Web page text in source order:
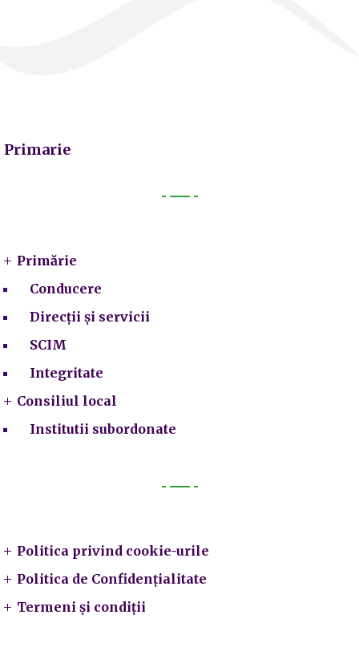
Primarie
Primărie
Conducere
Direcții și servicii
SCIM
Integritate
Consiliul local
Institutii subordonate
Politica privind cookie-urile
Politica de Confidențialitate
Termeni și condiții